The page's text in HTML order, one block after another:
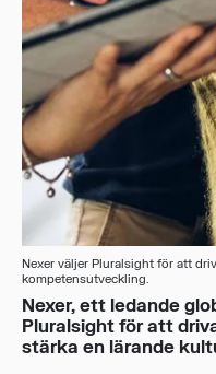
Nexer väljer Pluralsight för att
kompetensutveckling.
Nexer, ett ledande
Pluralsight för att
stärka en lärande